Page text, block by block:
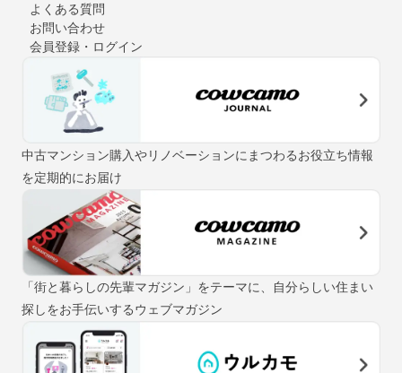
よくある質問
お問い合わせ
会員登録・ログイン
中古マンション購入やリノベーションにまつわるお役立ち情報
を定期的にお届け
「街と暮らしの先輩マガジン」をテーマに、自分らしい住まい
探しをお手伝いするウェブマガジン